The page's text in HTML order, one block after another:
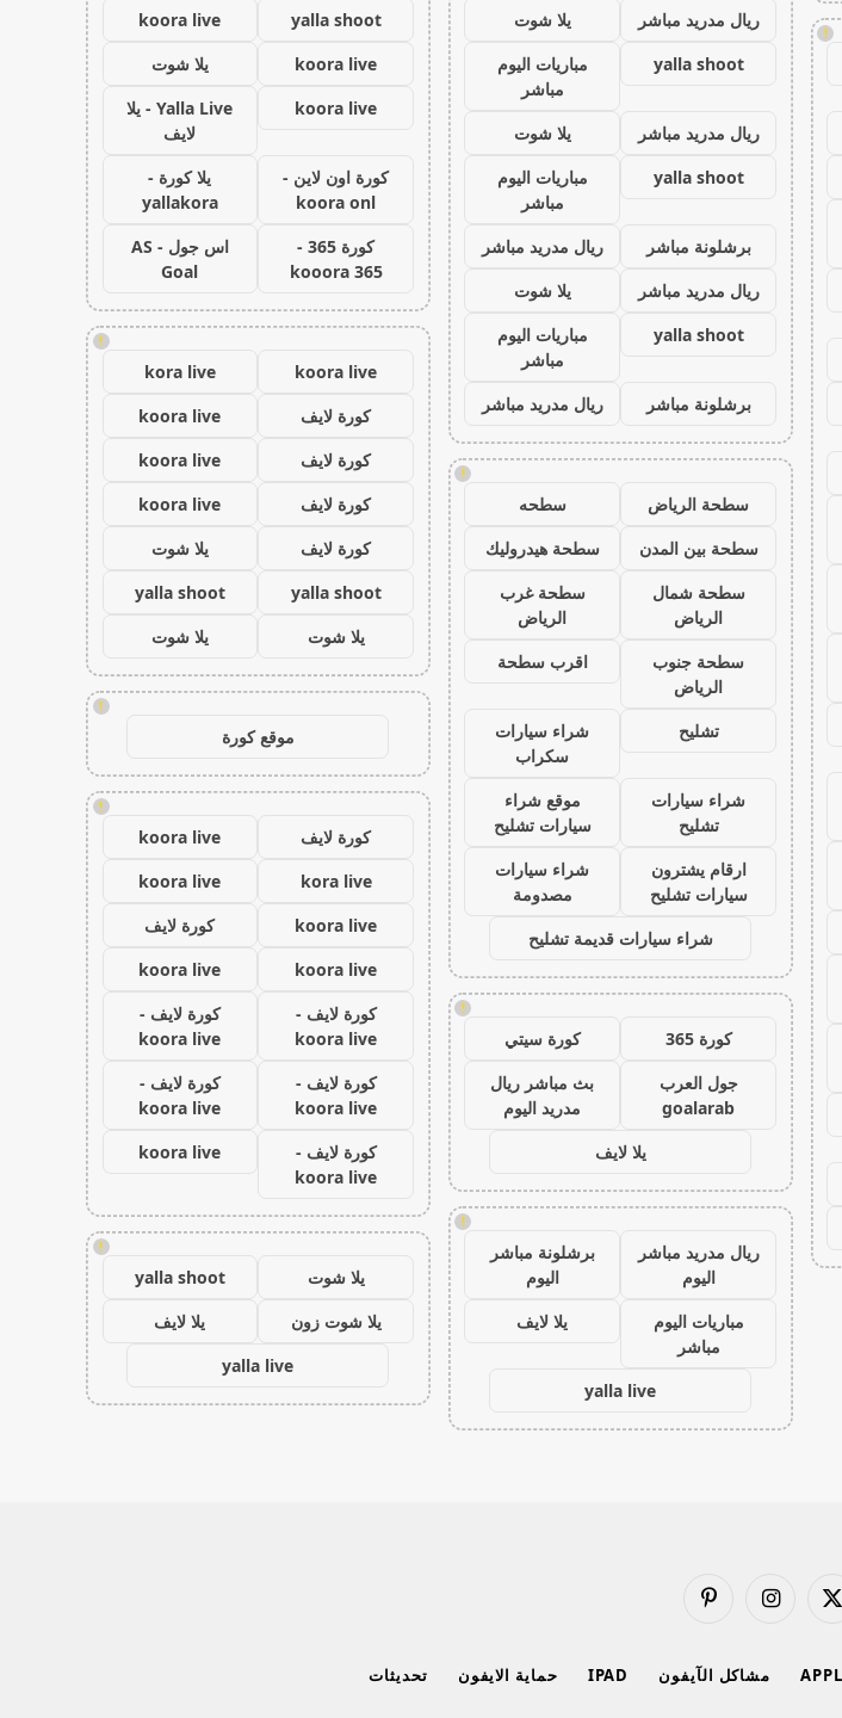
!
ريال مدريد مباشر
يلا شوت
yalla shoot
مباريات اليوم
مباشر
ريال مدريد مباشر
يلا شوت
yalla shoot
مباريات اليوم
مباشر
برشلونة مباشر
ريال مدريد مباشر
ريال مدريد مباشر
يلا شوت
yalla shoot
مباريات اليوم
مباشر
برشلونة مباشر
ريال مدريد مباشر
!
سطحة الرياض
سطحه
سطحة بين المدن
سطحة هيدروليك
سطحة شمال
الرياض
سطحة غرب
الرياض
سطحة جنوب
الرياض
اقرب سطحة
تشليح
شراء سيارات
سكراب
شراء سيارات
تشليح
موقع شراء
سيارات تشليح
ارقام يشترون
سيارات تشليح
شراء سيارات
مصدومة
شراء سيارات قديمة تشليح
!
كورة 365
كورة سيتي
جول العرب
goalarab
بث مباشر ريال
مدريد اليوم
يلا لايف
!
ريال مدريد مباشر
اليوم
برشلونة مباشر
اليوم
مباريات اليوم
مباشر
يلا لايف
yalla live
yalla shoot
koora live
koora live
يلا شوت
koora live
Yalla Live - يلا
لايف
كورة اون لاين -
koora onl
يلا كورة -
yallakora
كورة 365 -
kooora 365
اس جول - AS
Goal
!
koora live
kora live
كورة لايف
koora live
كورة لايف
koora live
كورة لايف
koora live
كورة لايف
يلا شوت
yalla shoot
yalla shoot
يلا شوت
يلا شوت
!
موقع كورة
!
كورة لايف
koora live
kora live
koora live
koora live
كورة لايف
koora live
koora live
كورة لايف -
koora live
كورة لايف -
koora live
كورة لايف -
koora live
كورة لايف -
koora live
كورة لايف -
koora live
koora live
!
يلا شوت
yalla shoot
يلا شوت زون
يلا لايف
yalla live
X
الانستغرامبينتيريست
مشاكل الآيفون IPAD حماية الايفون تحديثات